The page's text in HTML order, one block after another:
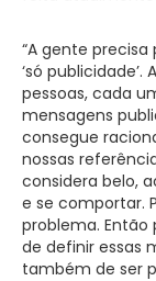
“A gente
‘só
pessoas, cada
mensagens
consegue
nossas
considera belo,
e se comportar.
problema.
de definir essas
também de ser